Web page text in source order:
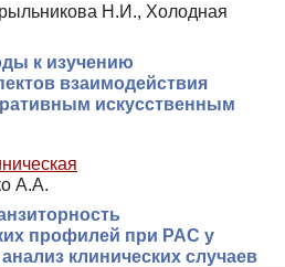
Н.И., Холодная
к изучению
взаимодействия
искусственным
А.А.
профилей при РАС у
клинических случаев